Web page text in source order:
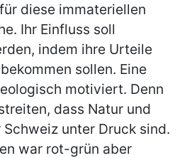
diese immateriellen
Ihr Einfluss soll
indem ihre Urteile
sollen. Eine
motiviert. Denn
dass Natur und
unter Druck sind.
war rot-grün aber